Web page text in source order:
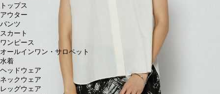
トップス
アウター
パンツ
スカート
ワンピース
オールインワン・サロペット
水着
ヘッドウェア
ネックウェア
レッグウェア